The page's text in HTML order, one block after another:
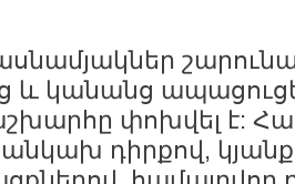
և կանանց
փոխվել է:
անկախ դիրքով,